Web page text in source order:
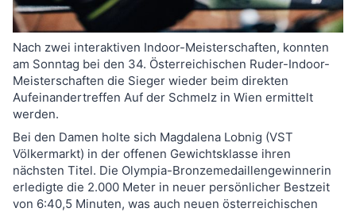
Nach zwei interaktiven Indoor-Meisterschaften, konnten
am Sonntag bei den 34. Österreichischen Ruder-Indoor-
Meisterschaften die Sieger wieder beim direkten
Aufeinandertreffen Auf der Schmelz in Wien ermittelt
werden.
Bei den Damen holte sich Magdalena Lobnig (VST
Völkermarkt) in der offenen Gewichtsklasse ihren
nächsten Titel. Die Olympia-Bronzemedaillengewinnerin
erledigte die 2.000 Meter in neuer persönlicher Bestzeit
von 6:40,5 Minuten, was auch neuen österreichischen